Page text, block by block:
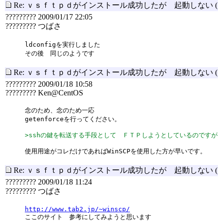
Re: ｖｓｆｔｐｄがインストール成功したが 起動しない
????????? 2009/01/17 22:05
????????? つばさ
ldconfigを実行しました
その後 同じのようです
Re: ｖｓｆｔｐｄがインストール成功したが 起動しない
????????? 2009/01/18 10:58
????????? Ken@CentOS
念のため、念のため一応
getenforceを行ってください。
>sshの鍵を転送する手段として ＦＴＰしようとしているのですが
使用用途がコレだけであればWinSCPを使用した方が早いです。
Re: ｖｓｆｔｐｄがインストール成功したが 起動しない
????????? 2009/01/18 11:24
????????? つばさ
http://www.tab2.jp/~winscp/
ここのサイト 参考にしてみようと思います